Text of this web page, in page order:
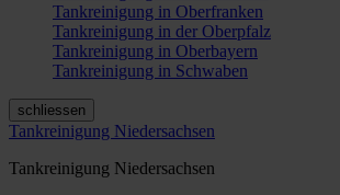
Tankreinigung in Oberfranken
Tankreinigung in der Oberpfalz
Tankreinigung in Oberbayern
Tankreinigung in Schwaben
schliessen
Tankreinigung Niedersachsen
Tankreinigung Niedersachsen